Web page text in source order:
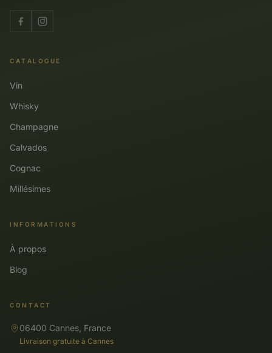
CATALOGUE
Vin
Whisky
Champagne
Calvados
Cognac
Millésimes
INFORMATIONS
À propos
Blog
CONTACT
06400 Cannes, France
Livraison gratuite à Cannes